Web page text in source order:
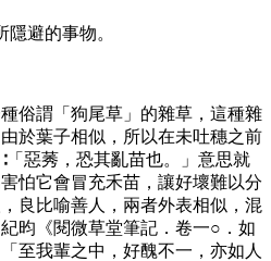
隱避的事物。
俗謂「狗尾草」的雜草，這種雜
於葉子相似，所以在未吐穗之前
「惡莠，恐其亂苗也。」意思就
怕它會冒充禾苗，讓好壞難以分
良比喻善人，兩者外表相似，混
昀《閱微草堂筆記．卷一○．如
至我輩之中，好醜不一，亦如人